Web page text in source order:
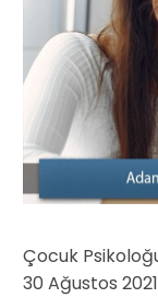
Çocuk
30 Ağustos 2021